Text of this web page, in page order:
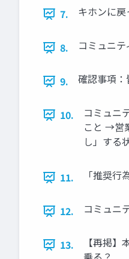
7. キホンに
8. コミュニ
9. 確認事項
10.
コミュニ
こと →営
し」する
11. 「推奨
12. コミュニ
13.
【再掲